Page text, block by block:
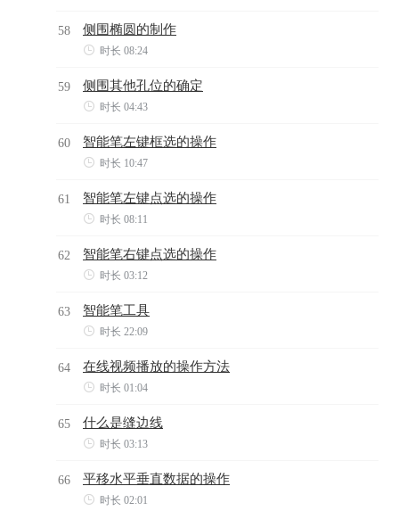
58 侧围椭圆的制作
 时长 08:24
59 侧围其他孔位的确定
 时长 04:43
60 智能笔左键框选的操作
 时长 10:47
61 智能笔左键点选的操作
 时长 08:11
62 智能笔右键点选的操作
 时长 03:12
63 智能笔工具
 时长 22:09
64 在线视频播放的操作方法
 时长 01:04
65 什么是缝边线
 时长 03:13
66 平移水平垂直数据的操作
 时长 02:01